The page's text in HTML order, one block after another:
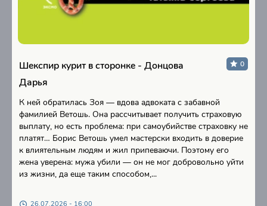
Шекспир курит в сторонке - Донцова
Дарья
0
К ней обратилась Зоя — вдова адвоката с забавной
фамилией Ветошь. Она рассчитывает получить страховую
выплату, но есть проблема: при самоубийстве страховку не
платят… Борис Ветошь умел мастерски входить в доверие
к влиятельным людям и жил припеваючи. Поэтому его
жена уверена: мужа убили — он не мог добровольно уйти
из жизни, да еще таким способом,...
26.07.2026 - 16:00